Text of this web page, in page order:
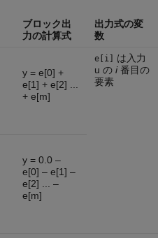
ブロック出
力の計算式
出力式の変
数
y = e[0] +
e[1] + e[2] ...
+ e[m]
e[i]
は入力
u の i番目の
要素
y = 0.0 –
e[0] – e[1] –
e[2] ... –
e[m]